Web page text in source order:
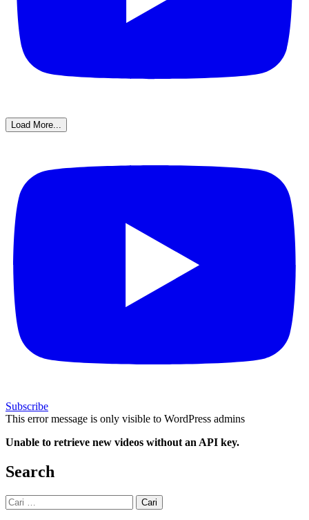
Load More...
Subscribe
This error message is only visible to WordPress admins
Unable to retrieve new videos without an API key.
Search
Cari
untuk: